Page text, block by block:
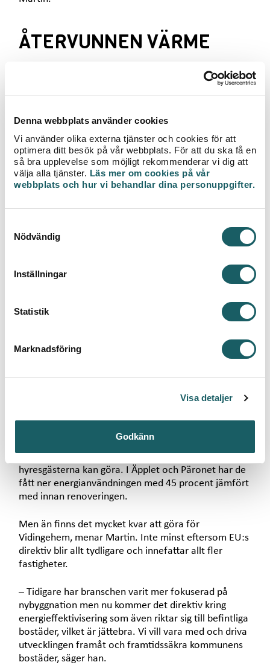
Denna webbplats använder cookies
Vi använder olika externa tjänster och cookies för att
optimera ditt besök på vår webbplats. För att du ska få en
så bra upplevelse som möjligt rekommenderar vi dig att
välja alla tjänster. Läs mer om cookies på vår
webbplats och hur vi behandlar dina personuppgifter.
Nödvändig
Inställningar
Statistik
Marknadsföring
Visa detaljer
Godkänn
ÅTERVUNNEN VÄRME
ventilationsaggregat för värmeåtervinning. Hela 80
procent av värmen återhämtas för att sedan
anslutningspunkt för varje fastighet, istället för att ha
en för hela kvarteret. Det gör att fjärrvärmen nu går
att styra på ett smartare sätt, vilket innebär ökad
kontroll och högre resiliens.
– Varje lägenhet har dessutom fått en egen
Vidingehem och hyresgästerna minskat sin egen
energianvändning. De bidrar även till energisystemet
systemperspektiv. Att förbättra klimatskalet, ha
framtiden, säger Johan Anehall, chef för
NYA DIREKTIV FRÅN EU
Efter flera liknande projekt har Martin Skoglund och
hyresgästerna kan göra. I Äpplet och Päronet har de
fått ner energianvändningen med 45 procent jämfört
med innan renoveringen.
Men än finns det mycket kvar att göra för
Vidingehem, menar Martin. Inte minst eftersom EU:s
direktiv blir allt tydligare och innefattar allt fler
fastigheter.
– Tidigare har branschen varit mer fokuserad på
nybyggnation men nu kommer det direktiv kring
energieffektivisering som även riktar sig till befintliga
bostäder, vilket är jättebra. Vi vill vara med och driva
utvecklingen framåt och framtidssäkra kommunens
bostäder, säger han.